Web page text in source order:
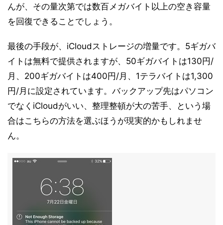
んが、その量次第では数百メガバイト以上の空き容量
を回復できることでしょう。
最後の手段が、iCloudストレージの増量です。5ギガバ
イトは無料で提供されますが、50ギガバイトは130円/
月、200ギガバイトは400円/月、1テラバイトは1,300
円/月に設定されています。バックアップ先はパソコン
でなくiCloudがいい、整理整頓が大の苦手、という場
合はこちらの方法を選ぶほうが現実的かもしれませ
ん。